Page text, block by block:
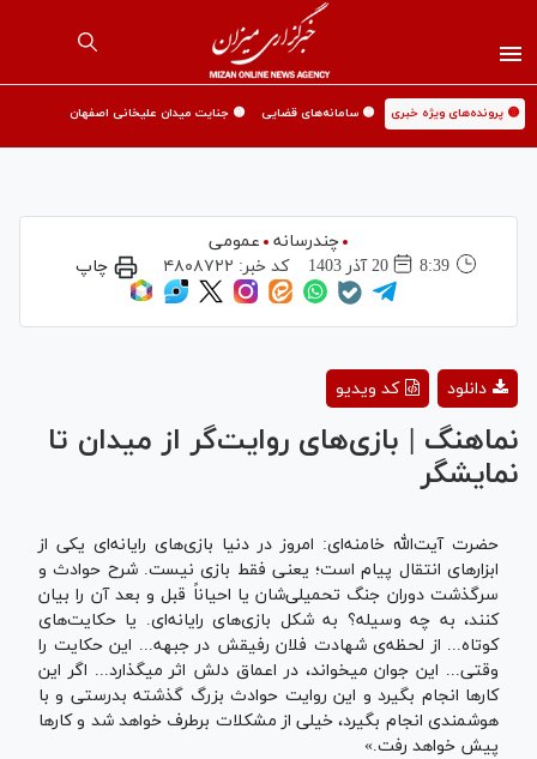
🟡 پرونده‌های ویژه خبری 🟡 سامانه‌های قضایی 🟡 جنایت میدان علیخانی اصفهان
چندرسانه
عمومی
8:39
20 آذر 1403 کد خبر: ۴۸۰۸۷۲۲ چاپ
Video
کد ویدیو دانلود
نماهنگ | بازی‌های روایت‌گر از میدان تا
نمایشگر
حضرت آیت‌الله خامنه‌ای: امروز در دنیا بازی‌های رایانه‌ای یکی از
ابزار‌های انتقال پیام است؛ یعنی فقط بازی نیست. شرح حوادث و
سرگذشت دوران جنگ تحمیلی‌شان یا احیاناً قبل و بعد آن را بیان
کنند، به چه وسیله؟ به شکل بازی‌های رایانه‌ای. یا حکایت‌های
کوتاه... از لحظه‌ی شهادت فلان رفیقش در جبهه... این حکایت را
وقتی... این جوان میخواند، در اعماق دلش اثر میگذارد... اگر این
کار‌ها انجام بگیرد و این روایت حوادث بزرگ گذشته بدرستی و با
هوشمندی انجام بگیرد، خیلی از مشکلات برطرف خواهد شد و کار‌ها
پیش خواهد رفت.»